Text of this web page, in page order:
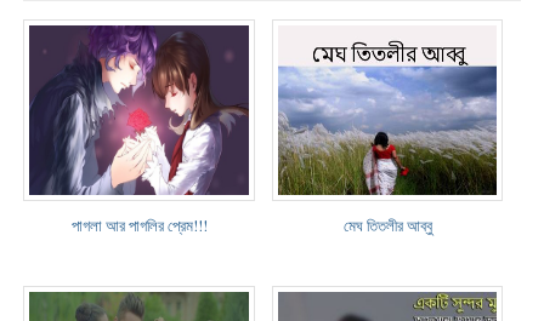
পাগলা আর পাগলির প্রেম!!! মেঘ তিতলীর আব্বু